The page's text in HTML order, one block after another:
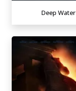
Deep Water